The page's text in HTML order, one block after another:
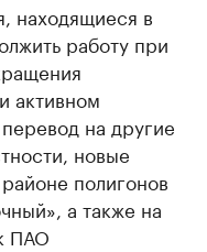
находящиеся в
работу при
активном
на другие
новые
полигонов
а также на
ПАО